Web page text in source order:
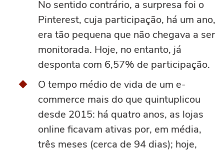
No sentido contrário, a surpresa foi o
Pinterest, cuja participação, há um ano,
era tão pequena que não chegava a ser
monitorada. Hoje, no entanto, já
desponta com 6,57% de participação.
O tempo médio de vida de um e-
commerce mais do que quintuplicou
desde 2015: há quatro anos, as lojas
online ficavam ativas por, em média,
três meses (cerca de 94 dias); hoje,